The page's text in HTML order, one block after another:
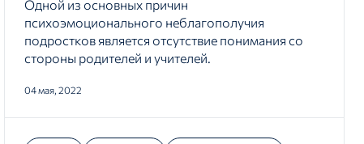
Одной из основных причин
психоэмоционального неблагополучия
подростков является отсутствие понимания со
стороны родителей и учителей.
04 мая, 2022